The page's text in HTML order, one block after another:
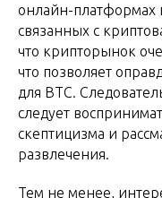
онлайн-платформах
связанных с
что крипторынок
что позволяет
для BTC.
следует
скептицизма и
развлечения.
Тем не менее,